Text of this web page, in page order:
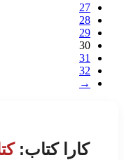
27
28
29
30
31
32
→
کارا کتاب: